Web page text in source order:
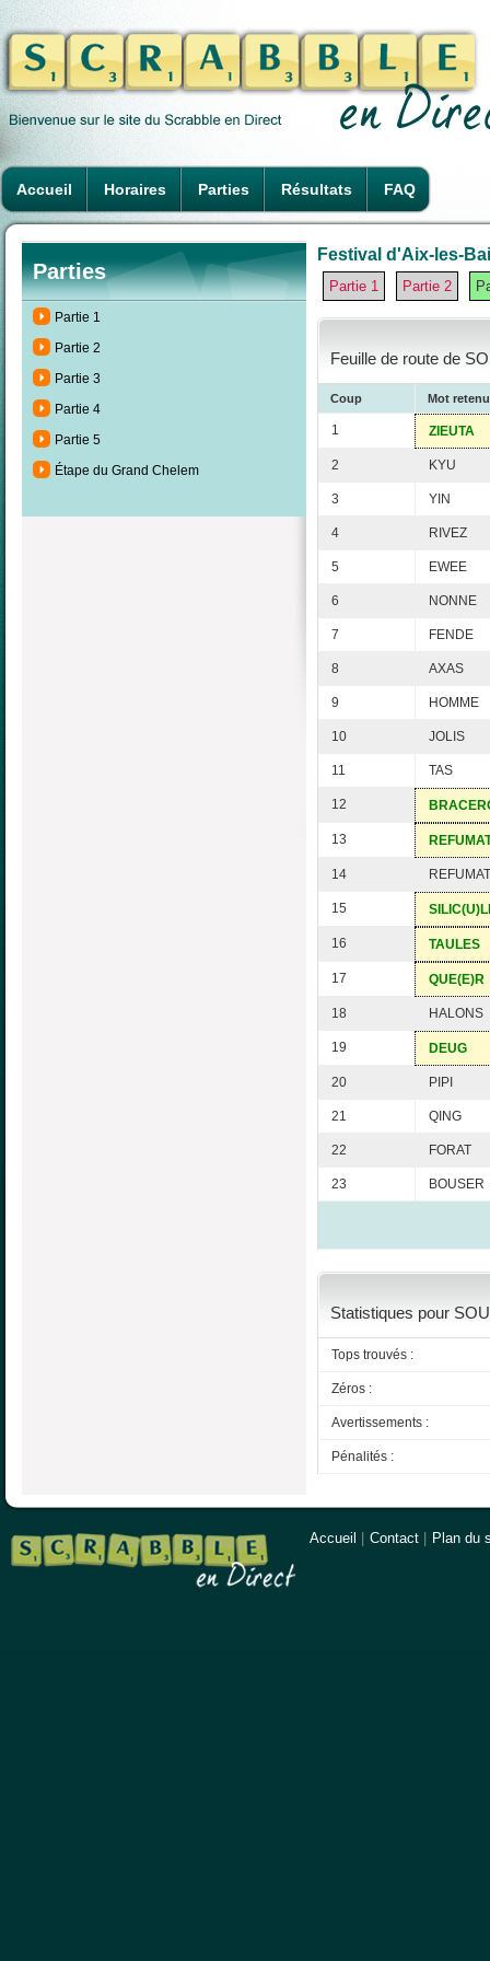
Accueil Horaires Parties Résultats FAQ
Parties
Partie 1
Partie 2
Partie 3
Partie 4
Partie 5
Étape du Grand Chelem
Festival d'Aix-les-
Partie 1 Partie 2
Feuille de route de
Coup Mot retenu
1 ZIEUTA
2 KYU
3 YIN
4 RIVEZ
5 EWEE
6 NONNE
7 FENDE
8 AXAS
9 HOMME
10 JOLIS
11 TAS
12
13
14
15
16 TAULES
17 QUE(E)R
18 HALONS
19 DEUG
20 PIPI
21 QING
22 FORAT
23 BOUSER
Statistiques pour
Tops trouvés :
Zéros :
Avertissements :
Pénalités :
Accueil Contact Plan du